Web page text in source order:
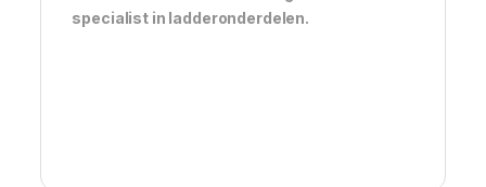
specialist in ladderonderdelen.